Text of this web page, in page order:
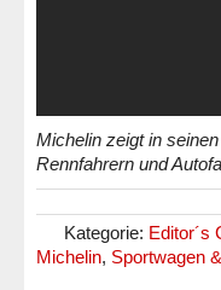
Michelin zeigt in
Rennfahrern und
Kategorie: Editor´s
Michelin, Sportwagen